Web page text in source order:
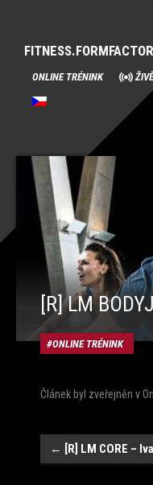
Přeskočit
na
obsah
ONLINE TRÉNINK ŽIVĚ
[R] LM
ONLINE TRÉNINK
Článek byl zveřejněn v
Navigace
← [R] LM CORE –